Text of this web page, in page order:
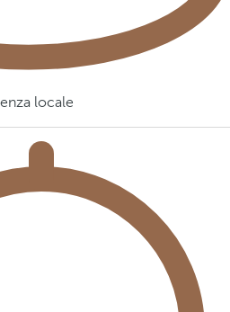
locale